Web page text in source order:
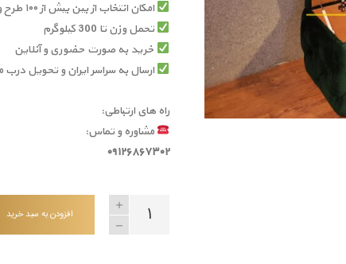
امکان انتخاب از بین بیش از ۱۰۰ طرح و رنگ پارچه و چرم مصنوعی
تحمل وزن تا 300 کیلوگرم
خرید به صورت حضوری و آنلاین
ارسال به سراسر ایران و تحویل درب
راه های ارتباطی:
مشاوره و تماس:
۰۹۱۲۶۸۶۷۳۰۲
افزودن به سبد خرید